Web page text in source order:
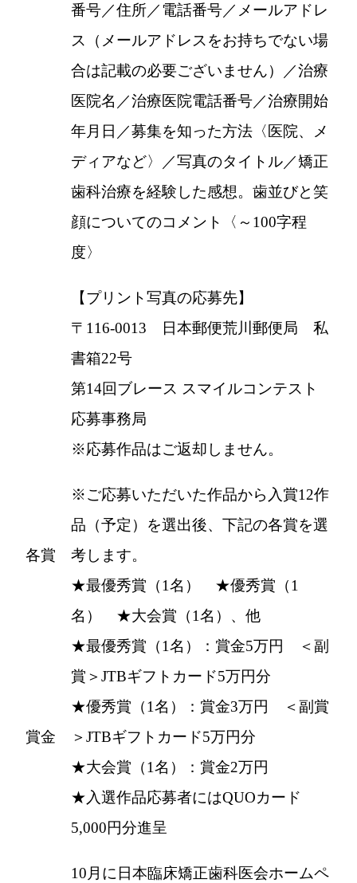
番号／住所／電話番号／メールアドレ
ス（メールアドレスをお持ちでない場
合は記載の必要ございません）／治療
医院名／治療医院電話番号／治療開始
年月日／募集を知った方法〈医院、メ
ディアなど〉／写真のタイトル／矯正
歯科治療を経験した感想。歯並びと笑
顔についてのコメント〈～100字程
度〉
【プリント写真の応募先】
〒116-0013 日本郵便荒川郵便局 私
書箱22号
第14回ブレース スマイルコンテスト
応募事務局
※応募作品はご返却しません。
各賞
※ご応募いただいた作品から入賞12作
品（予定）を選出後、下記の各賞を選
考します。
★最優秀賞（1名） ★優秀賞（1
名） ★大会賞（1名）、他
賞金
★最優秀賞（1名）：賞金5万円 ＜副
賞＞JTBギフトカード5万円分
★優秀賞（1名）：賞金3万円 ＜副賞
＞JTBギフトカード5万円分
★大会賞（1名）：賞金2万円
★入選作品応募者にはQUOカード
5,000円分進呈
10月に日本臨床矯正歯科医会ホームペ